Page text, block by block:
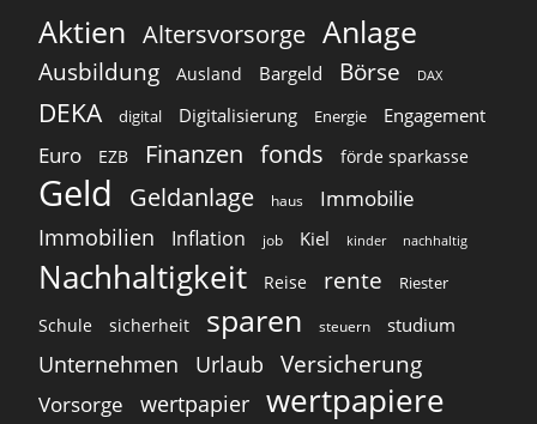
Aktien Altersvorsorge Anlage
Ausbildung Ausland Bargeld Börse DAX
DEKA digital Digitalisierung Energie Engagement
Euro EZB Finanzen fonds förde sparkasse
Geld Geldanlage haus Immobilie
Immobilien Inflation job Kiel kinder nachhaltig
Nachhaltigkeit Reise rente Riester
Schule sicherheit sparen steuern studium
Unternehmen Urlaub Versicherung
Vorsorge wertpapier wertpapiere